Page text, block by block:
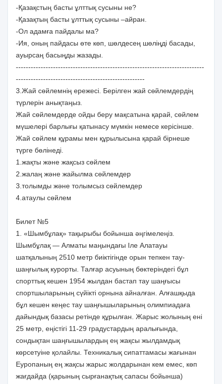
-Қазақстың басты ұлттық сусыны не?
-Қазақтың басты ұлттық сусыны –айран.
-Ол адамға пайдалы ма?
-Ия, оның пайдасы өте көп, шөлдесең шөліңді басады,
ауырсаң басыңды жазады.
----------------------------------------------------------------------------
----------------------------------------------------
3.Жай сөйлемнің ережесі. Берілген жай сөйлемдердің
түрлерін анықтаңыз.
Жай сөйлемдерде ойды беру мақсатына қарай, сөйлем
мүшелері барлығы қатынасу мүмкін немесе керісінше.
Жай сөйлем құрамы мен құрылысына қарай бірнеше
түрге бөлінеді.
1.жақты және жақсыз сөйлем
2.жалаң және жайылма сөйлемдер
3.толымды және толымсыз сөйлемдер
4.атаулы сөйлем
Билет №5
1. «Шымбұлақ» тақырыбы бойынша әңгімелеңіз.
Шымбұлақ — Алматы маңындағы Іле Алатауы
шатқалының 2510 метр биіктігінде орын тепкен тау-
шаңғылық курорты. Талғар асуының бөктеріндегі бұл
спорттық кешен 1954 жылдан бастап тау шаңғысы
спортшыларының сүйікті орнына айналған. Алғашқыда
бұл кешен кеңес тау шаңғышыларының олимпиадаға
дайындық базасы ретінде құрылған. Жарыс жолының ені
25 метр, еңістігі 11-29 градустардың аралығында,
сондықтан шаңғышылардың ең жақсы жылдамдық
көрсетуіне қолайлы. Техникалық сипаттамасы жағынан
Еуропаның ең жақсы жарыс жолдарынан кем емес, көп
жағдайда (қарының сырғанақтық сапасы бойынша)